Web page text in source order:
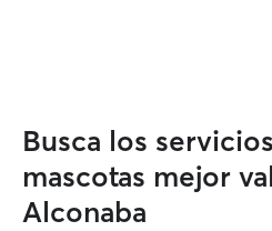
Busca los
mascotas mejor
Alconaba